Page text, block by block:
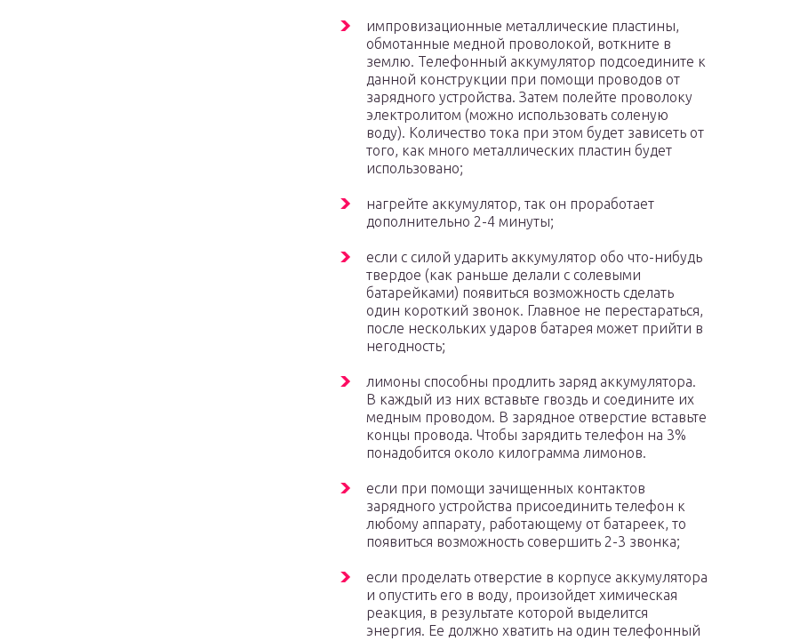
импровизационные металлические пластины,
обмотанные медной проволокой, воткните в
землю. Телефонный аккумулятор подсоедините к
данной конструкции при помощи проводов от
зарядного устройства. Затем полейте проволоку
электролитом (можно использовать соленую
воду). Количество тока при этом будет зависеть от
того, как много металлических пластин будет
использовано;
нагрейте аккумулятор, так он проработает
дополнительно 2-4 минуты;
если с силой ударить аккумулятор обо что-нибудь
твердое (как раньше делали с солевыми
батарейками) появиться возможность сделать
один короткий звонок. Главное не перестараться,
после нескольких ударов батарея может прийти в
негодность;
лимоны способны продлить заряд аккумулятора.
В каждый из них вставьте гвоздь и соедините их
медным проводом. В зарядное отверстие вставьте
концы провода. Чтобы зарядить телефон на 3%
понадобится около килограмма лимонов.
если при помощи зачищенных контактов
зарядного устройства присоединить телефон к
любому аппарату, работающему от батареек, то
появиться возможность совершить 2-3 звонка;
если проделать отверстие в корпусе аккумулятора
и опустить его в воду, произойдет химическая
реакция, в результате которой выделится
энергия. Ее должно хватить на один телефонный